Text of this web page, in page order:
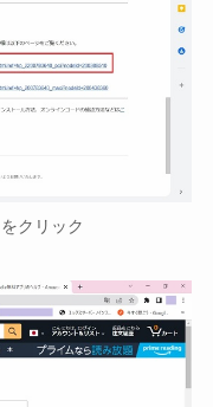
をクリック